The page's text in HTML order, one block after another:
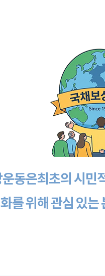
동은최초의 시
를 위해 관심 있